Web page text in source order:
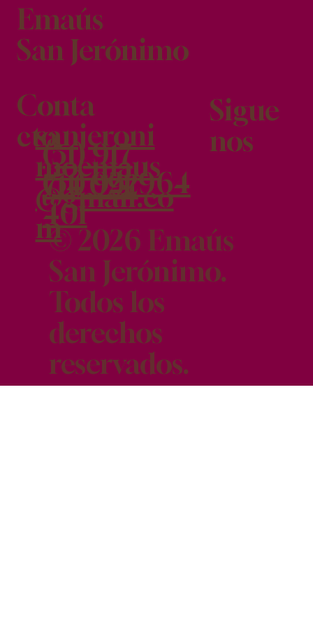
Emaús
San Jerónimo
Conta
cto
Sigue
nos
sanjeroni
moemaus
@gmail.co
m
(51) 917
714 092
© 2026 Emaús
San Jerónimo.
Todos los
derechos
reservados.
(51) 921 964
401